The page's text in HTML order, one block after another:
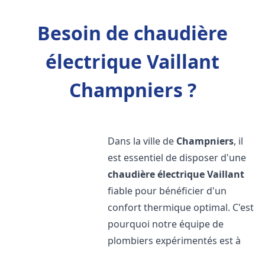
Besoin de chaudière
électrique Vaillant
Champniers ?
Dans la ville de Champniers, il
est essentiel de disposer d'une
chaudière électrique Vaillant
fiable pour bénéficier d'un
confort thermique optimal. C'est
pourquoi notre équipe de
plombiers expérimentés est à